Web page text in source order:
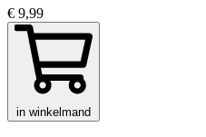
€ 9,99
in winkelmand